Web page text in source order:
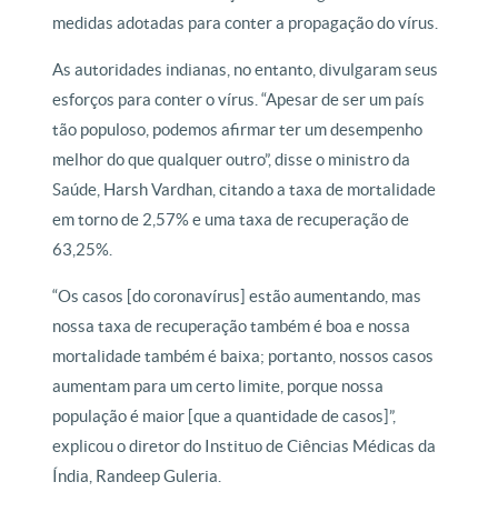
medidas adotadas para conter a propagação do vírus.
As autoridades indianas, no entanto, divulgaram seus
esforços para conter o vírus. “Apesar de ser um país
tão populoso, podemos afirmar ter um desempenho
melhor do que qualquer outro”, disse o ministro da
Saúde, Harsh Vardhan, citando a taxa de mortalidade
em torno de 2,57% e uma taxa de recuperação de
63,25%.
“Os casos [do coronavírus] estão aumentando, mas
nossa taxa de recuperação também é boa e nossa
mortalidade também é baixa; portanto, nossos casos
aumentam para um certo limite, porque nossa
população é maior [que a quantidade de casos]”,
explicou o diretor do Instituo de Ciências Médicas da
Índia, Randeep Guleria.